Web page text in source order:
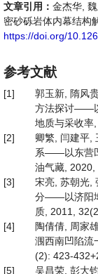
文章引用： 金杰华,
密砂砾岩体内幕结构
https://doi.org/
参考文献
[1]
郭玉新, 隋风
方法探讨——
地质与采收率
[2]
卿繁, 闫建平,
系——以东营
油气藏, 2020,
[3]
宋亮, 苏朝光,
分——以济阳
质, 2011,
[4]
陶倩倩, 周家
涠西南凹陷流
(2): 423-
[5]
吴昌荣, 彭大